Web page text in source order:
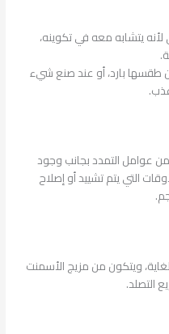
لأنه يتشابه معه في تكوينه،
طقسها بارد، أو عند صنع شيء
عوامل التمدد بجانب وجود
التي يتم تشييد أو إصلاح
ويتكون من مزيج الأسمنت
التصلد.